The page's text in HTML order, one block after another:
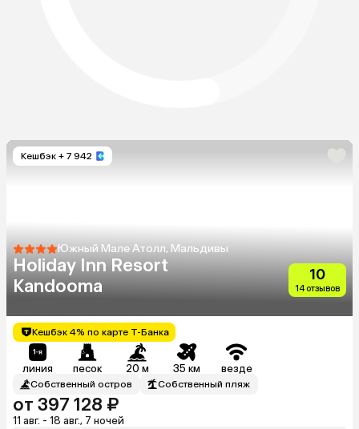
Кешбэк + 7 942
Южный Мале Атолл, Мальдивы
Holiday Inn Resort
Kandooma
10
14 отзывов
Кешбэк 4% по карте Т-Банка
линия песок 20 м 35 км везде
Собственный остров Собственный пляж
от 397 128 ₽
11 авг. - 18 авг., 7 ночей